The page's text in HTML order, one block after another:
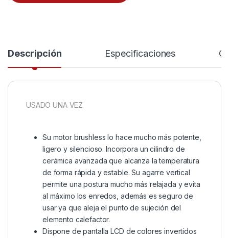
Descripción Especificaciones
USADO UNA VEZ
Su motor brushless lo hace mucho más potente,
ligero y silencioso. Incorpora un cilindro de
cerámica avanzada que alcanza la temperatura
de forma rápida y estable. Su agarre vertical
permite una postura mucho más relajada y evita
al máximo los enredos, además es seguro de
usar ya que aleja el punto de sujeción del
elemento calefactor.
Dispone de pantalla LCD de colores invertidos